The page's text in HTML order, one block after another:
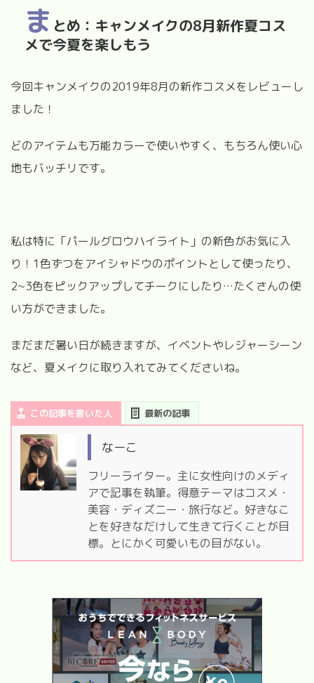
ま とめ： キャンメイクの8月新作夏コス
メで今夏を楽しもう
今回キャンメイクの2019年8月の新作コスメをレビューし
ました！
どのアイテムも万能カラーで使いやすく、もちろん使い心
地もバッチリです。
私は特に「パールグロウハイライト」の新色がお気に入
り！ 1色ずつをアイシャドウのポイントとして使ったり、
2~3色をピックアップしてチークにしたり…たくさんの使
い方ができました。
まだまだ暑い日が続きますが、イベントやレジャーシーン
など、夏メイクに取り入れてみてくださいね。
この記事を書いた人 最新の記事
なーこ
フリーライター。主に女性向けのメディ
アで記事を執筆。得意テーマはコスメ・
美容・ディズニー・旅行など。好きなこ
とを好きなだけして生きて行くことが目
標。とにかく可愛いもの目がない。